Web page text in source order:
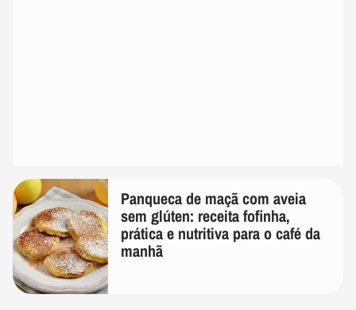
Panqueca de maçã com aveia
sem glúten: receita fofinha,
prática e nutritiva para o café da
manhã